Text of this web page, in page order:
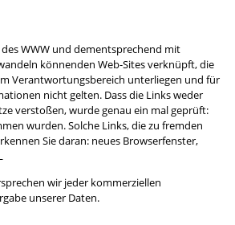
des WWW und dementsprechend mit
könnenden Web-Sites verknüpft, die
Verantwortungsbereich unterliegen und für
nicht gelten. Dass die Links weder
verstoßen, wurde genau ein mal geprüft:
wurden. Solche Links, die zu fremden
Sie daran: neues Browserfenster,
wir jeder kommerziellen
unserer Daten.